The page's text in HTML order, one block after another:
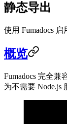
静态导出
使用 Fumadocs
概览
Fumadocs 完全兼
为不需要 Node.js